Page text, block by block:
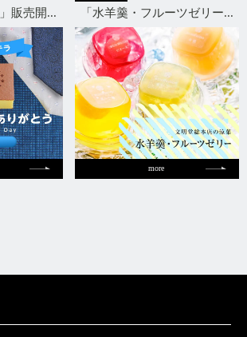
販売開... 「水羊羹・フルーツゼリー...
more